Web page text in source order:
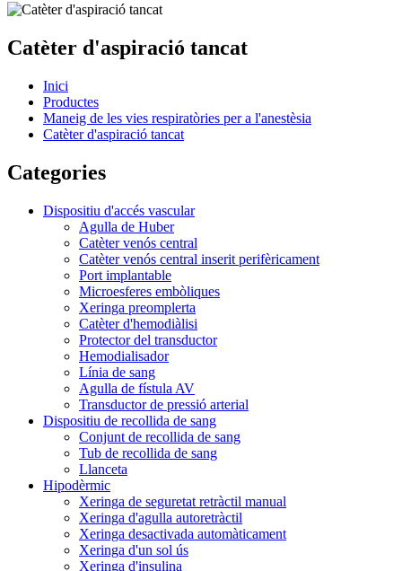
Catèter d'aspiració tancat
Inici
Productes
Maneig de les vies respiratòries per a l'anestèsia
Catèter d'aspiració tancat
Categories
Dispositiu d'accés vascular
Agulla de Huber
Catèter venós central
Catèter venós central inserit perifèricament
Port implantable
Microesferes embòliques
Xeringa preomplerta
Catèter d'hemodiàlisi
Protector del transductor
Hemodialisador
Línia de sang
Agulla de fístula AV
Transductor de pressió arterial
Dispositiu de recollida de sang
Conjunt de recollida de sang
Tub de recollida de sang
Llanceta
Hipodèrmic
Xeringa de seguretat retràctil manual
Xeringa d'agulla autoretràctil
Xeringa desactivada automàticament
Xeringa d'un sol ús
Xeringa d'insulina